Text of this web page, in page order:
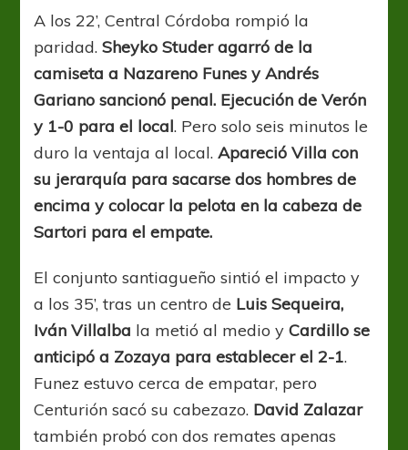
A los 22’, Central Córdoba rompió la
paridad.Sheyko Studer agarró de la
camiseta a Nazareno Funes y Andrés
Gariano sancionó penal. Ejecución de Verón
y 1-0 para el local. Pero solo seis minutos le
duro la ventaja al local.Apareció Villa con
su jerarquía para sacarse dos hombres de
encima y colocar la pelota en la cabeza de
Sartori para el empate.
El conjunto santiagueño sintió el impacto y
a los 35’, tras un centro de Luis Sequeira,
Iván Villalba la metió al medio yCardillo se
anticipó a Zozaya para establecer el 2-1.
Funez estuvo cerca de empatar, pero
Centurión sacó su cabezazo. David Zalazar
también probó con dos remates apenas